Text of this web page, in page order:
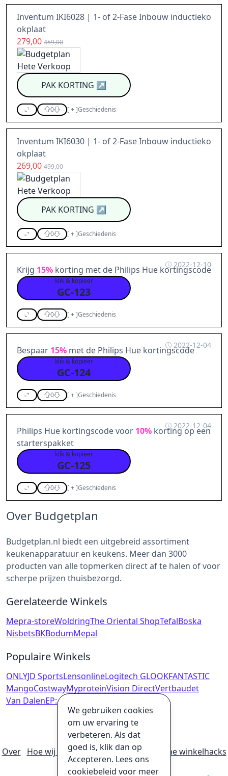
Inventum IKI6028 | 1- of 2-Fase Inbouw inductieko
okplaat
279,00 459,00
PAK KORTING ↗
0 [+]Geschiedenis
Inventum IKI6030 | 1- of 2-Fase Inbouw inductieko
okplaat
269,00 499,00
PAK KORTING ↗
0 [+]Geschiedenis
2022-12-10
Krijg 15% korting met de Philips Hue kortingscode
klik & kopieer
GC-123
0 [+]Geschiedenis
2022-12-04
Bespaar 15% met de Philips Hue kortingscode
klik & kopieer
GC-124
0 [+]Geschiedenis
2022-12-04
Philips Hue kortingscode voor 10% korting op een
starterspakket
klik & kopieer
GC-125
0 [+]Geschiedenis
Over Budgetplan
Budgetplan.nl biedt een uitgebreid assortiment
keukenapparatuur en keukens. Meer dan 3000
producten van alle topmerken direct af te halen of voor
scherpe prijzen thuisbezorgd.
Gerelateerde Winkels
Mepra-storeWoldringThe Oriental ShopTefalBoska
NisbetsBKBodumMepal
Populaire Winkels
ONLYJD SportsLensonlineLogitech GLOOKFANTASTIC
MangoCostwayMyproteinVision DirectVertbaudet
Van DalenEP:
Over Hoe wij geld verdienen
Ultieme online winkelhacks
Privacybeleid Disclaimer
We gebruiken cookies
om uw ervaring te
verbeteren. Als dat
goed is, klik dan op
Accepteren. Lees ons
cookiebeleid voor meer